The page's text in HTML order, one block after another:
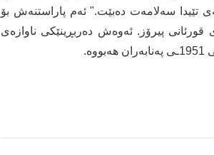
تێیدا سەلامەت دەبێت." ئەم پاراستنەش بۆ
پیرۆز. ئەوەش دەربڕینێکی ناوازەی